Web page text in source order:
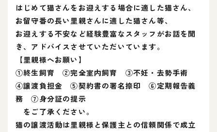
はじめて猫さんをお迎えする場合に適した猫さん、
お留守番の長い里親さんに適した猫さん等、
お迎えする不安など経験豊富なスタッフがお話を聞
き、アドバイスさせていただいています。
【里親様へお願い】
①終生飼育 ②完全室内飼育 ③不妊・去勢手術
④譲渡負担金 ⑤契約書の署名捺印 ⑥定期報告義
務 ⑦身分証の提示
をご了承ください。
猫の譲渡活動は里親様と保護主との信頼関係で成立